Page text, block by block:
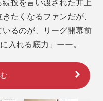
投を言い渡された井上
たくなるファンだが、
るのが、リーグ開幕前
入れる底力」ーー。